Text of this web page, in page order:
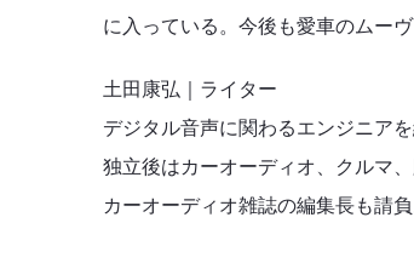
に入っている。今後も愛車のムー
土田康弘｜ライター
デジタル音声に関わるエンジニア
独立後はカーオーディオ、クルマ
カーオーディオ雑誌の編集長も請